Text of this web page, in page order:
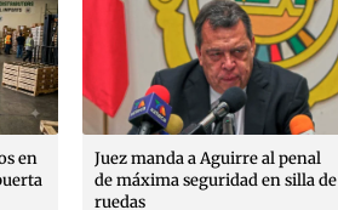
en
Juez manda a Aguirre al penal
de máxima seguridad en silla de
ruedas